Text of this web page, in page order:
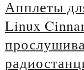
Апплеты
Linux